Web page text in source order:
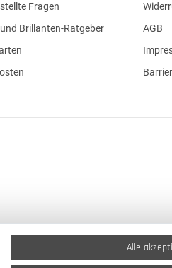
Fragen
Brillanten-Ratgeber
AGB
Alle